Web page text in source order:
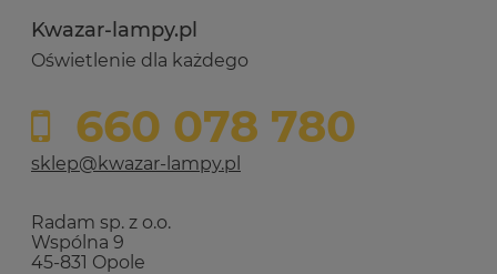
Kwazar-lampy.pl
Oświetlenie dla każdego
660 078 780
sklep@kwazar-lampy.pl
Radam sp. z o.o.
Wspólna 9
45-831 Opole